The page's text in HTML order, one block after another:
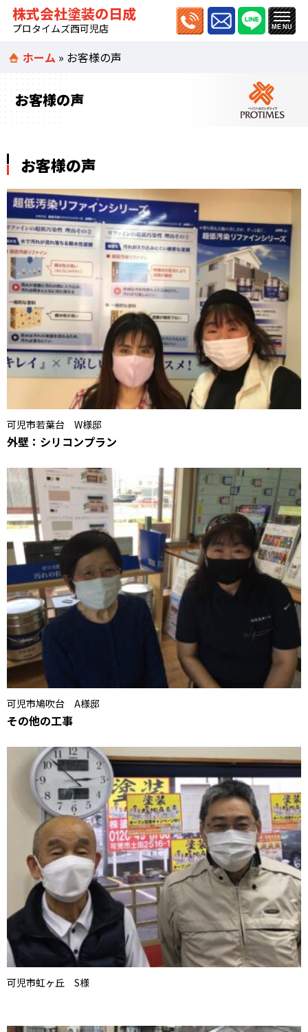
株式会社塗装の日成
プロタイムズ西可児店
ホーム » お客様の声
お客様の声
お客様の声
可児市若葉台 W様邸
外壁：シリコンプラン
可児市鳩吹台 A様邸
その他の工事
可児市虹ヶ丘 S様